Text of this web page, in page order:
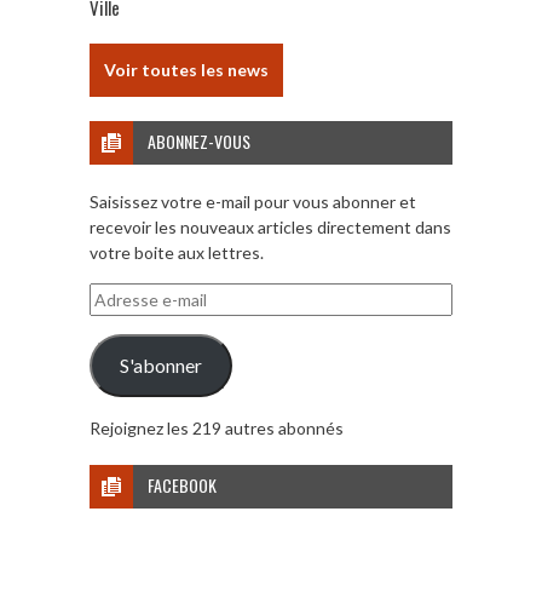
Ville
Voir toutes les news
ABONNEZ-VOUS
Saisissez votre e-mail pour vous abonner et
recevoir les nouveaux articles directement dans
votre boite aux lettres.
Adresse
e-
mail
S'abonner
Rejoignez les 219 autres abonnés
FACEBOOK